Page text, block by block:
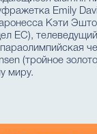
Emily
Кэти
ЕС),
(тройное
миру.